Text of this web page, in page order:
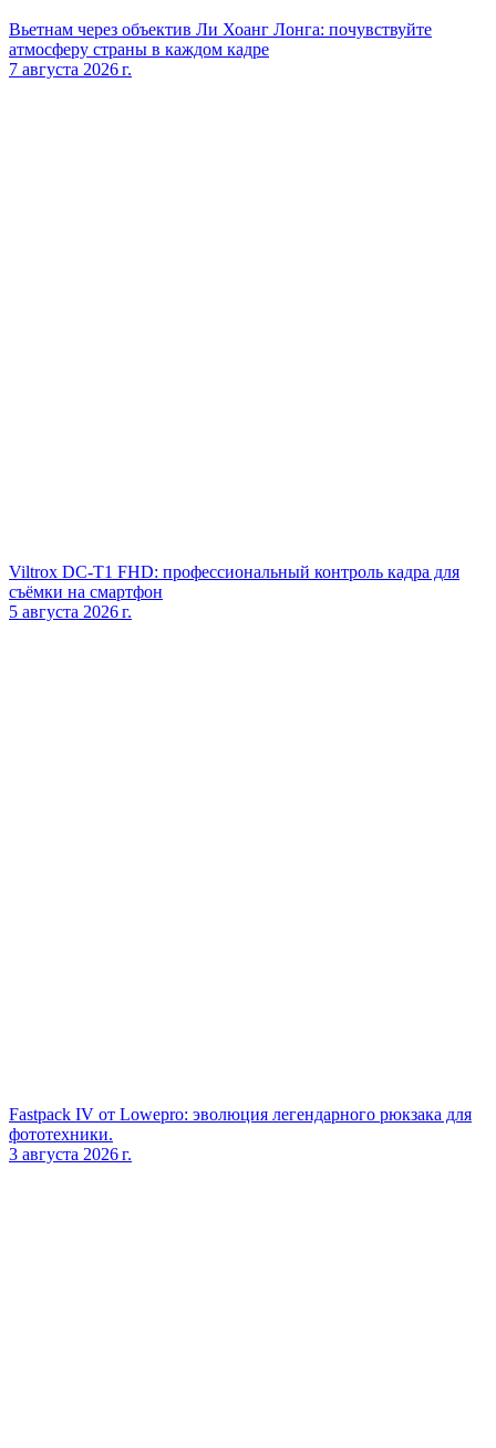
Вьетнам через объектив Ли Хоанг Лонга: почувствуйте
атмосферу страны в каждом кадре
7 августа 2026 г.
Viltrox DC‑T1 FHD: профессиональный контроль кадра для
съёмки на смартфон
5 августа 2026 г.
Fastpack IV от Lowepro: эволюция легендарного рюкзака для
фототехники.
3 августа 2026 г.